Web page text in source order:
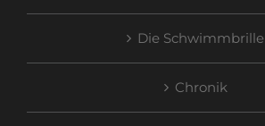
Die Schwimmbrille
Chronik